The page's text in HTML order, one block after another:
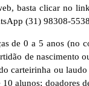
basta clicar no
(31) 98308-
de 0 a 5 anos (no
de nascimento
carteirinha ou
alunos; doadores